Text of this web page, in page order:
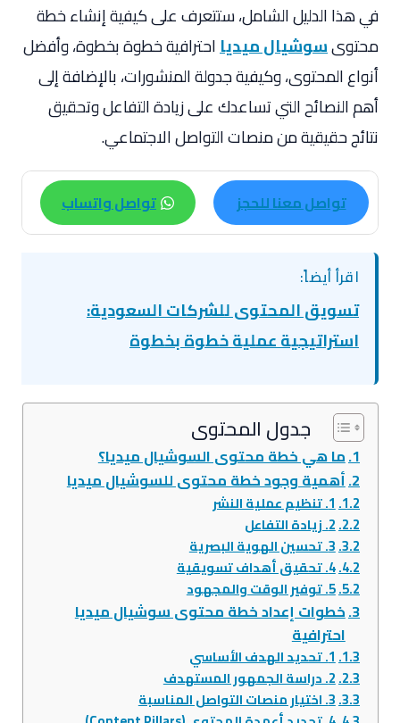
في هذا الدليل الشامل، ستتعرف على كيفية إنشاء خطة
محتوىسوشيال ميديااحترافية خطوة بخطوة، وأفضل
أنواع المحتوى، وكيفية جدولة المنشورات، بالإضافة إلى
أهم النصائح التي تساعدك على زيادة التفاعل وتحقيق
نتائج حقيقية من منصات التواصل الاجتماعي.
تواصل معنا للحجز تواصل واتساب
اقرأ أيضاً:
تسويق المحتوى للشركات السعودية:
استراتيجية عملية خطوة بخطوة
جدول المحتوى
ما هي خطة محتوى السوشيال ميديا؟
أهمية وجود خطة محتوى للسوشيال ميديا
1. تنظيم عملية النشر
2. زيادة التفاعل
3. تحسين الهوية البصرية
4. تحقيق أهداف تسويقية
5. توفير الوقت والمجهود
خطوات إعداد خطة محتوى سوشيال ميديا
احترافية
1. تحديد الهدف الأساسي
2. دراسة الجمهور المستهدف
3. اختيار منصات التواصل المناسبة